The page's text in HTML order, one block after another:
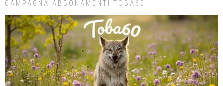
CAMPAGNA ABBONAMENTI TOBA60